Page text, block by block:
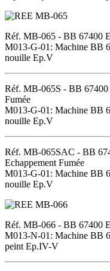
Réf. MB-065 - BB 67400
M013-G-01: Machine BB
nouille Ep.V
Réf. MB-065S - BB 67400
Fumée
M013-G-01: Machine BB
nouille Ep.V
Réf. MB-065SAC - BB
Echappement Fumée
M013-G-01: Machine BB
nouille Ep.V
Réf. MB-066 - BB 67400
M013-N-01: Machine BB
peint Ep.IV-V